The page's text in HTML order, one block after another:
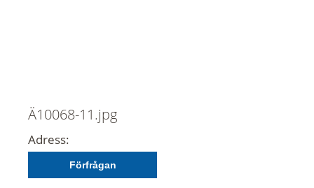
Ä10068-11.jpg
Adress:
Förfrågan